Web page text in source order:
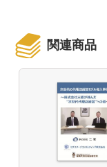
関連商品